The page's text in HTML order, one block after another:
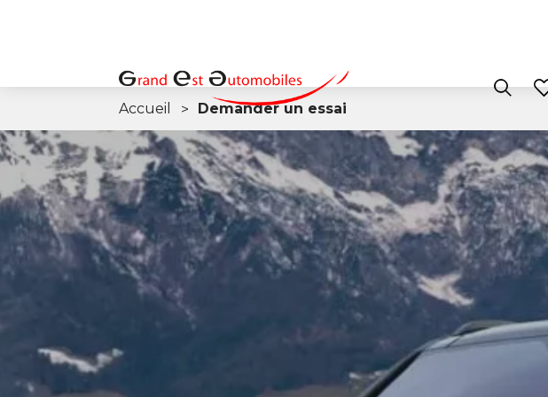
Accueil Demander un essai